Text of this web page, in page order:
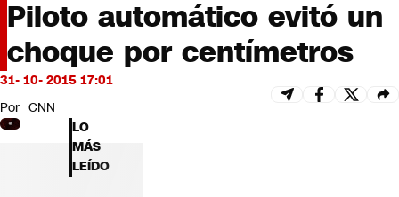
Deportes
Programas completos
Cultura
Servicios
Bits
CNN Data
CNN tiempo
Futuro 360
Piloto automático evitó un
choque por centímetros
31- 10- 2015 17:01
Por CNN
LO
MÁS
LEÍDO